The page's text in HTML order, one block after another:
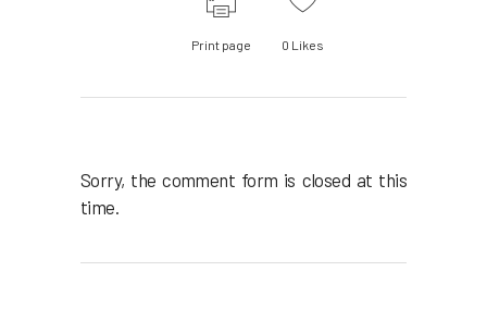
Print page 0 Likes
Sorry, the comment form is closed at this
time.